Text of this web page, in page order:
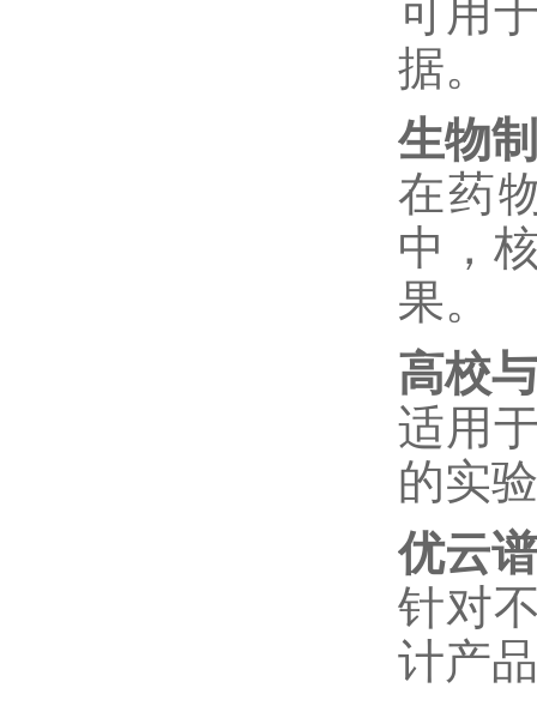
可用
据。
生物
在药
中，
果。
高校
适用
的实
优云谱
针对
计产